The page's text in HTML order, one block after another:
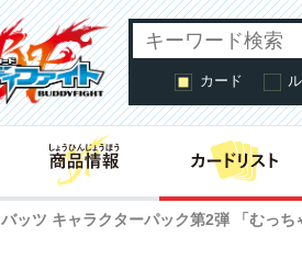
カード
バッツ キャラクターパック第2弾 「むっち